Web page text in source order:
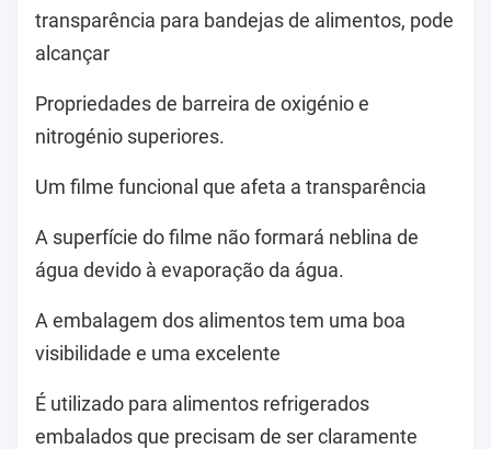
transparência para bandejas de alimentos, pode
alcançar
Propriedades de barreira de oxigénio e
nitrogénio superiores.
Um filme funcional que afeta a transparência
A superfície do filme não formará neblina de
água devido à evaporação da água.
A embalagem dos alimentos tem uma boa
visibilidade e uma excelente
É utilizado para alimentos refrigerados
embalados que precisam de ser claramente